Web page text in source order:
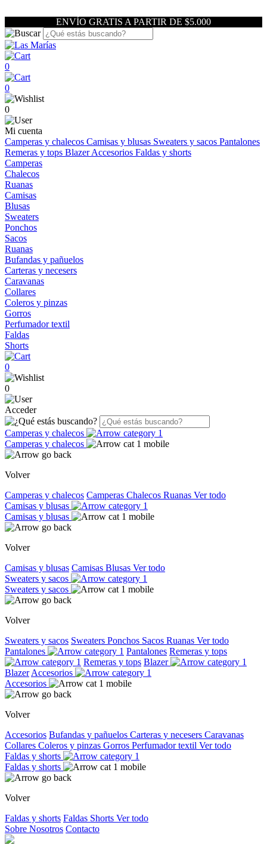
ENVÍO GRATIS A PARTIR DE $5.000
0
0
0
Mi cuenta
Camperas y chalecos Camisas y blusas Sweaters y sacos Pantalones
Remeras y tops BlazerAccesorios Faldas y shorts
Camperas
Chalecos
Ruanas
Camisas
Blusas
Sweaters
Ponchos
Sacos
Ruanas
Bufandas y pañuelos
Carteras y necesers
Caravanas
Collares
Coleros y pinzas
Gorros
Perfumador textil
Faldas
Shorts
0
0
Acceder
Camperas y chalecos
Camperas y chalecos
Volver
Camperas y chalecos Camperas Chalecos Ruanas Ver todo
Camisas y blusas
Camisas y blusas
Volver
Camisas y blusas Camisas Blusas Ver todo
Sweaters y sacos
Sweaters y sacos
Volver
Sweaters y sacos Sweaters Ponchos Sacos Ruanas Ver todo
Pantalones
Pantalones Remeras y tops
Remeras y tops Blazer
Blazer Accesorios
Accesorios
Volver
Accesorios Bufandas y pañuelos Carteras y necesers Caravanas
Collares Coleros y pinzas Gorros Perfumador textil Ver todo
Faldas y shorts
Faldas y shorts
Volver
Faldas y shorts Faldas Shorts Ver todo
Sobre Nosotros Contacto